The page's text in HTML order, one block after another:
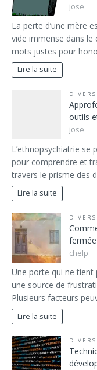
jose
La perte d’une mère
vide immense dans le
mots justes pour
Lire la suite
DIVERS
outils
jose
L’ethnopsychiatrie se
pour comprendre et
travers le prisme des
Lire la suite
DIVERS
fermée
chelp
Une porte qui ne tient
une source de
Plusieurs facteurs
Lire la suite
DIVERS